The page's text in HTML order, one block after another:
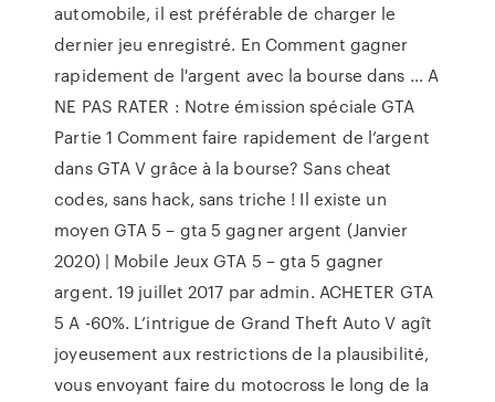
automobile, il est préférable de charger le
dernier jeu enregistré. En Comment gagner
rapidement de l'argent avec la bourse dans ... A
NE PAS RATER : Notre émission spéciale GTA
Partie 1 Comment faire rapidement de l’argent
dans GTA V grâce à la bourse? Sans cheat
codes, sans hack, sans triche ! Il existe un
moyen GTA 5 – gta 5 gagner argent (Janvier
2020) | Mobile Jeux GTA 5 – gta 5 gagner
argent. 19 juillet 2017 par admin. ACHETER GTA
5 A -60%. L’intrigue de Grand Theft Auto V agît
joyeusement aux restrictions de la plausibilité,
vous envoyant faire du motocross le long de la